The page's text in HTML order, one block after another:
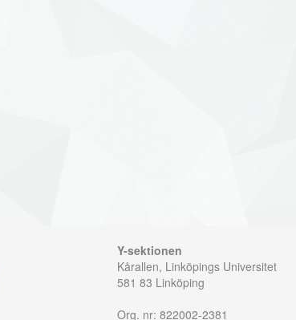
Y-sektionen
Kårallen, Linköpings Universitet
581 83 Linköping
Org. nr: 822002-2381